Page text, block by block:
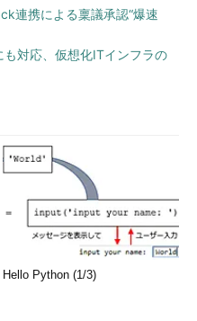
連携による稟議承認“爆速
対応、仮想化ITインフラの
Hello Python (1/3)